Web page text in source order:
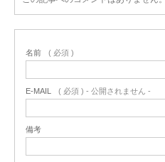
名前 ( 必須 )
E-MAIL ( 必須 ) - 公開されません -
備考